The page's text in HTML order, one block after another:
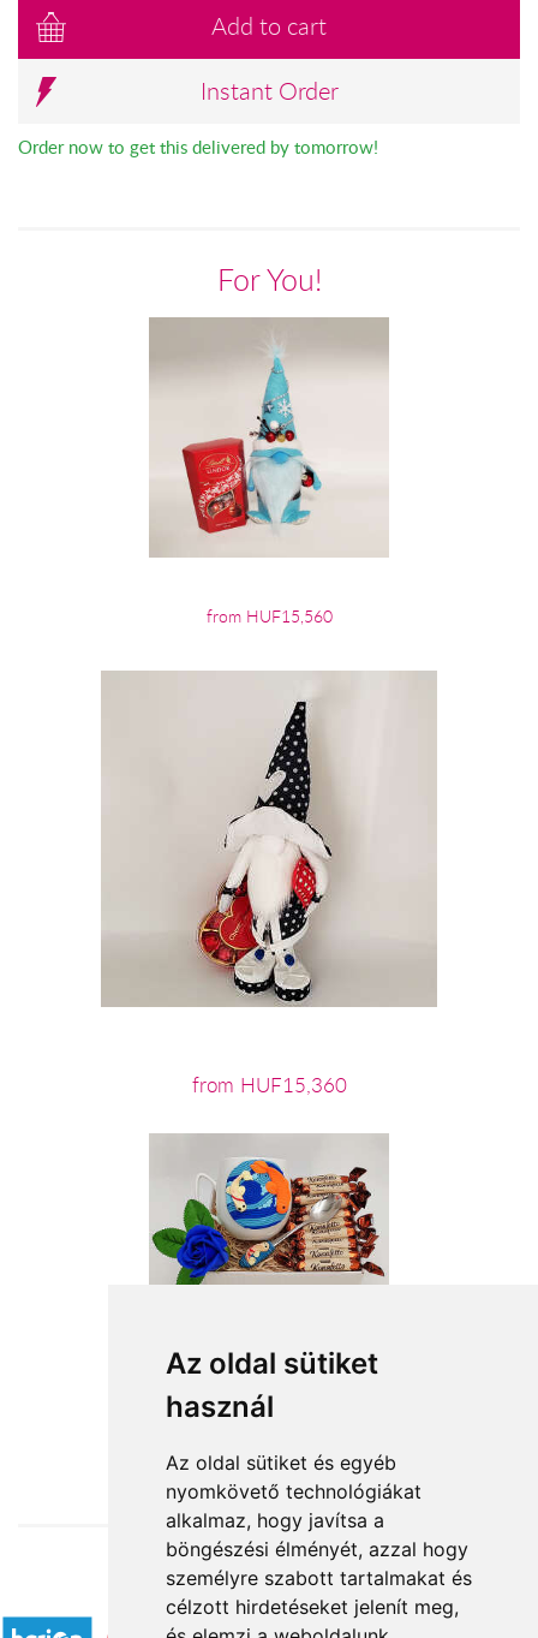
Az oldal sütiket
használ
Az oldal sütiket és egyéb
nyomkövető technológiákat
alkalmaz, hogy javítsa a
böngészési élményét, azzal hogy
személyre szabott tartalmakat és
célzott hirdetéseket jelenít meg,
Add to cart
Instant Order
Order now to get this delivered by tomorrow!
For You!
from HUF15,560
from HUF15,360
Accepted payment methods